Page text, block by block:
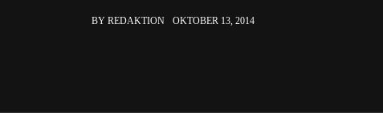
BY REDAKTION OKTOBER 13, 2014